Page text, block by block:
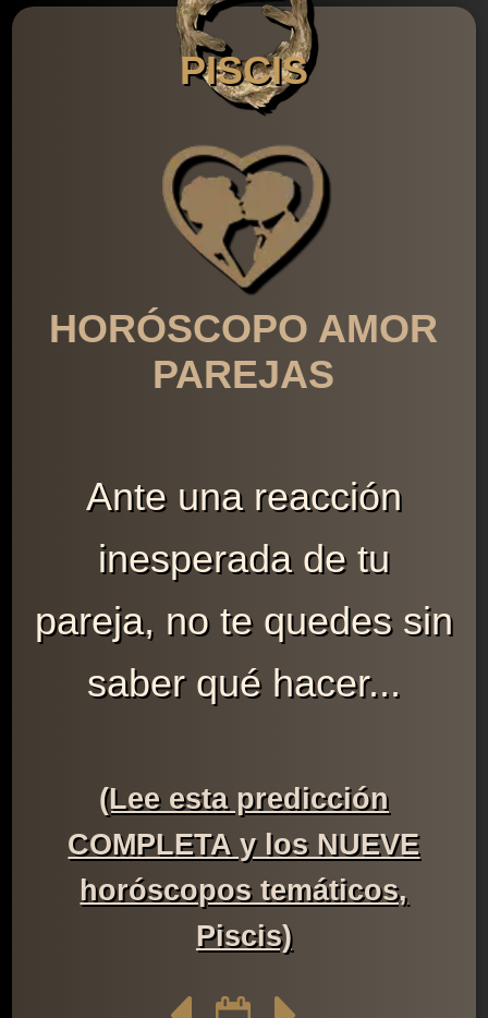
PISCIS
HORÓSCOPO AMOR
PAREJAS
Ante una reacción
inesperada de tu
pareja, no te quedes sin
saber qué hacer...
(Lee esta predicción
COMPLETA y los NUEVE
horóscopos temáticos,
Piscis)